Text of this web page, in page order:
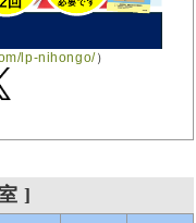
lp-nihongo/）
]